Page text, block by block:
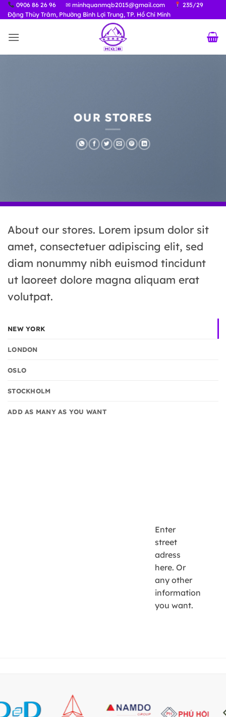
Bỏ
qua
dung
0906 86 26 96 ✉ minhquanmqb2015@gmail.com
235/29
Đặng Thùy Trâm, Phường Bình Lợi Trung, TP. Hồ Chí Minh
OUR STORES
About our stores. Lorem ipsum dolor sit
amet, consectetuer adipiscing elit, sed
diam nonummy nibh euismod tincidunt
ut laoreet dolore magna aliquam erat
volutpat.
NEW YORK
LONDON
OSLO
STOCKHOLM
ADD AS MANY AS YOU WANT
Enter
street
adress
here. Or
any other
information
you want.